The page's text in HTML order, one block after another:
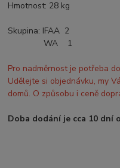
Hmotnost: 28 kg
Skupina: IFAA 2
WA 1
Pro nadměrnost je potřeba
Udělejte si objednávku, my
domů. O způsobu i ceně
Doba dodání je cca 10 dní